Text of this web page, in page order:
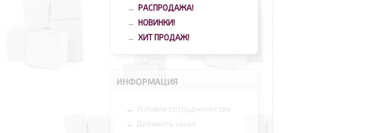
→ РАСПРОДАЖА!
→ НОВИНКИ!
→ ХИТ ПРОДАЖ!
ИНФОРМАЦИЯ
→ Условия сотрудничества
→ Добавить заказ